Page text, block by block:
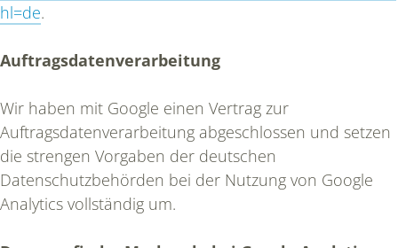
hl=de.
Auftragsdatenverarbeitung
Wir haben mit Google einen Vertrag zur
Auftragsdatenverarbeitung abgeschlossen und setzen
die strengen Vorgaben der deutschen
Datenschutzbehörden bei der Nutzung von Google
Analytics vollständig um.